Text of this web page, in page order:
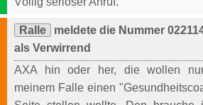
Ralle
meldete die Nummer
als Verwirrend
AXA hin oder her, die wollen
meinem Falle einen